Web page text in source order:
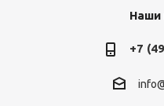
Наши
+7